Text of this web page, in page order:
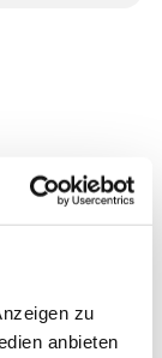
zu
anbieten